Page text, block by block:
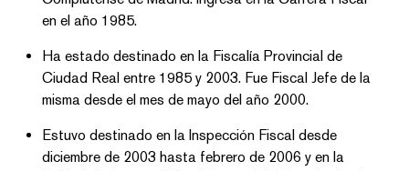
en el año 1985.
Ha estado destinado en la Fiscalía Provincial de
Ciudad Real entre 1985 y 2003. Fue Fiscal Jefe de la
misma desde el mes de mayo del año 2000.
Estuvo destinado en la Inspección Fiscal desde
diciembre de 2003 hasta febrero de 2006 y en la